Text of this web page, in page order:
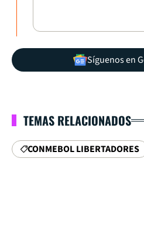
Síguenos en
TEMAS RELACIONADOS
CONMEBOL LIBERTADORES